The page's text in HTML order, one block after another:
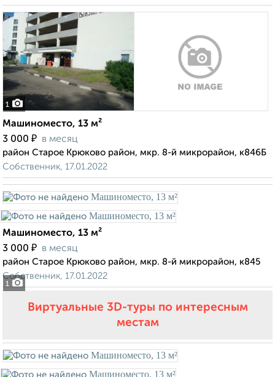
1
Машиноместо, 13 м²
3 000 ₽ в месяц
район Старое Крюково район, мкр. 8-й микрорайон, к846Б
Собственник, 17.01.2022
1
Машиноместо, 13 м²
3 000 ₽ в месяц
район Старое Крюково район, мкр. 8-й микрорайон, к845
Собственник, 17.01.2022
Виртуальные 3D-туры по интересным
местам